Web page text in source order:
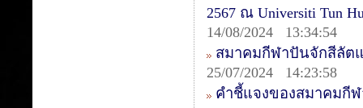
2567 ณ Universiti Tun
14/08/2024 13:34:54
สมาคมกีฬาปันจักสีลัต
25/07/2024 14:23:58
คำชี้แจงของสมาคมกี